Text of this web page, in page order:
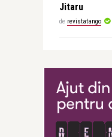
Jitaru
de revistatango